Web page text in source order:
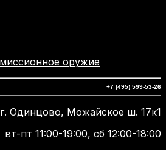
оружие
+7 (495) 599-53-26
Одинцово, Можайское ш. 17к1
вт-пт 11:00-19:00, сб 12:00-18:00